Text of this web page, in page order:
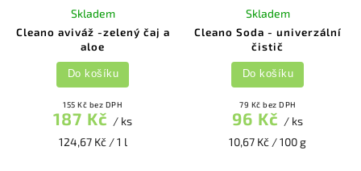
Cleano aviváž -zelený čaj a
aloe
Skladem
155 Kč bez DPH
187 Kč / ks
124,67 Kč / 1 l
Do košíku
Cleano Soda - univerzální
čistič
Skladem
79 Kč bez DPH
96 Kč / ks
10,67 Kč / 100 g
Do košíku